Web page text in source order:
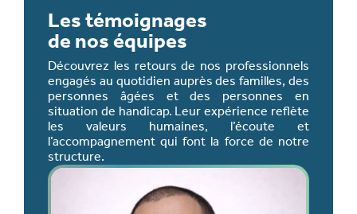
Les témoignages
de nos équipes
Découvrez les retours de nos professionnels
engagés au quotidien auprès des familles, des
personnes âgées et des personnes en
situation de handicap. Leur expérience reflète
les valeurs humaines, l’écoute et
l’accompagnement qui font la force de notre
structure.